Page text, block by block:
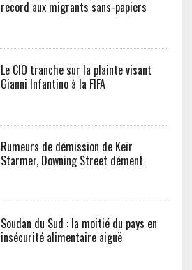
record aux migrants sans-papiers
Le CIO tranche sur la plainte visant
Gianni Infantino à la FIFA
Rumeurs de démission de Keir
Starmer, Downing Street dément
Soudan du Sud : la moitié du pays en
insécurité alimentaire aiguë